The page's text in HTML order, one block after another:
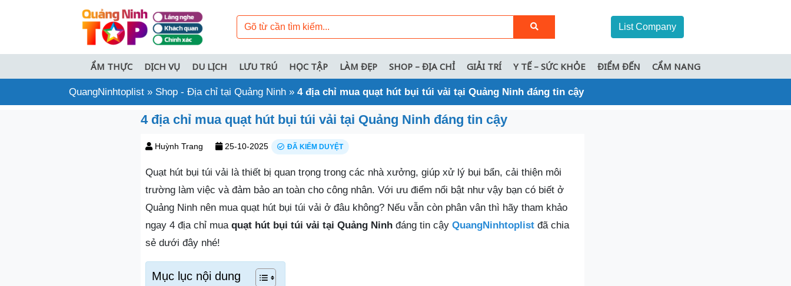
List Company
ẨM THỰC DỊCH VỤ DU LỊCH LƯU TRÚ HỌC TẬP LÀM ĐẸP SHOP – ĐỊA CHỈ GIẢI TRÍ Y TẾ – SỨC KHỎE ĐIỂM ĐẾN CẨM NANG
QuangNinhtoplist » Shop - Địa chỉ tại Quảng Ninh » 4 địa chỉ mua quạt hút bụi túi vải tại Quảng Ninh đáng tin cậy
4 địa chỉ mua quạt hút bụi túi vải tại Quảng Ninh đáng tin cậy
Huỳnh Trang 25-10-2025 ĐÃ KIỂM DUYỆT
Quạt hút bụi túi vải là thiết bị quan trọng trong các nhà xưởng, giúp xử lý bụi bẩn, cải thiện môi
trường làm việc và đảm bảo an toàn cho công nhân. Với ưu điểm nổi bật như vậy bạn có biết ở
Quảng Ninh nên mua quạt hút bụi túi vải ở đâu không? Nếu vẫn còn phân vân thì hãy tham khảo
ngay 4 địa chỉ mua quạt hút bụi túi vải tại Quảng Ninh đáng tin cậy QuangNinhtoplist đã chia
sẻ dưới đây nhé!
Mục lục nội dung